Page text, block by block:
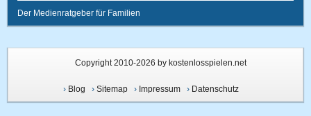
Der Medienratgeber für Familien
Copyright 2010-2026 by kostenlosspielen.net
› Blog › Sitemap› Impressum› Datenschutz